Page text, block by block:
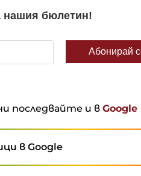
последвайте и в Google
в Google